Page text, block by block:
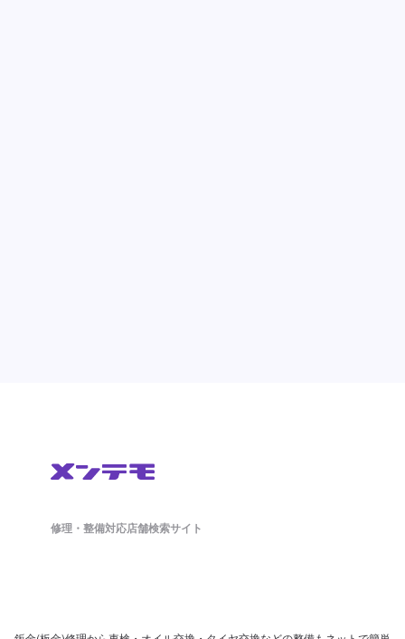
修理・整備対応店舗検索サイト